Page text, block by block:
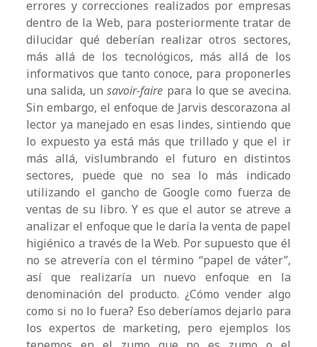
errores y correcciones realizados por empresas
dentro de la Web, para posteriormente tratar de
dilucidar qué deberían realizar otros sectores,
más allá de los tecnológicos, más allá de los
informativos que tanto conoce, para proponerles
una salida, unsavoir-faire para lo que se avecina.
Sin embargo, el enfoque de Jarvis descorazona al
lector ya manejado en esas lindes, sintiendo que
lo expuesto ya está más que trillado y que el ir
más allá, vislumbrando el futuro en distintos
sectores, puede que no sea lo más indicado
utilizando el gancho de Google como fuerza de
ventas de su libro. Y es que el autor se atreve a
analizar el enfoque que le daría la venta de papel
higiénico a través de la Web. Por supuesto que él
no se atrevería con el término “papel de váter”,
así que realizaría un nuevo enfoque en la
denominación del producto. ¿Cómo vender algo
como si no lo fuera? Eso deberíamos dejarlo para
los expertos de marketing, pero ejemplos los